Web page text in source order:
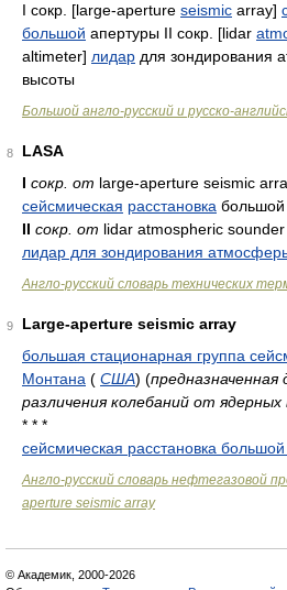
I сокр. [large-aperture seismic array]
большой апертуры II сокр. [lidar
altimeter] лидар для зондирования
высоты
Большой англо-русский и русско-
8
LASA
I сокр. от large-aperture seismic
сейсмическая расстановка
II сокр. от lidar atmospheric
лидар для зондирования
Англо-русский словарь технических
9
Large-aperture seismic array
большая стационарная группа
Монтана ( США) (предназначенная
различения колебаний от
* * *
сейсмическая расстановка
Англо-русский словарь нефтегазовой
aperture seismic array
© Академик, 2000-2026